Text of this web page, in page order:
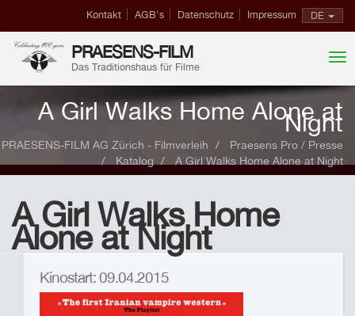
DE
Kontakt AGB's Datenschutz Impressum
PRAESENS-FILM
Das Traditionshaus für Filme
A Girl Walks Home Alone at
Night
PRAESENS-FILM AG Zürich - Filmverleih
Praesens Pro / Presse
Katalog
A Girl Walks Home Alone at Night
A Girl Walks Home
Alone at Night
Kinostart: 09.04.2015